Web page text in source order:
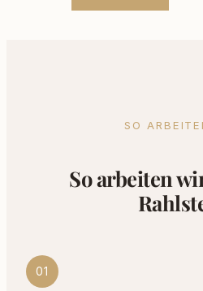
SO
So arbeiten
01